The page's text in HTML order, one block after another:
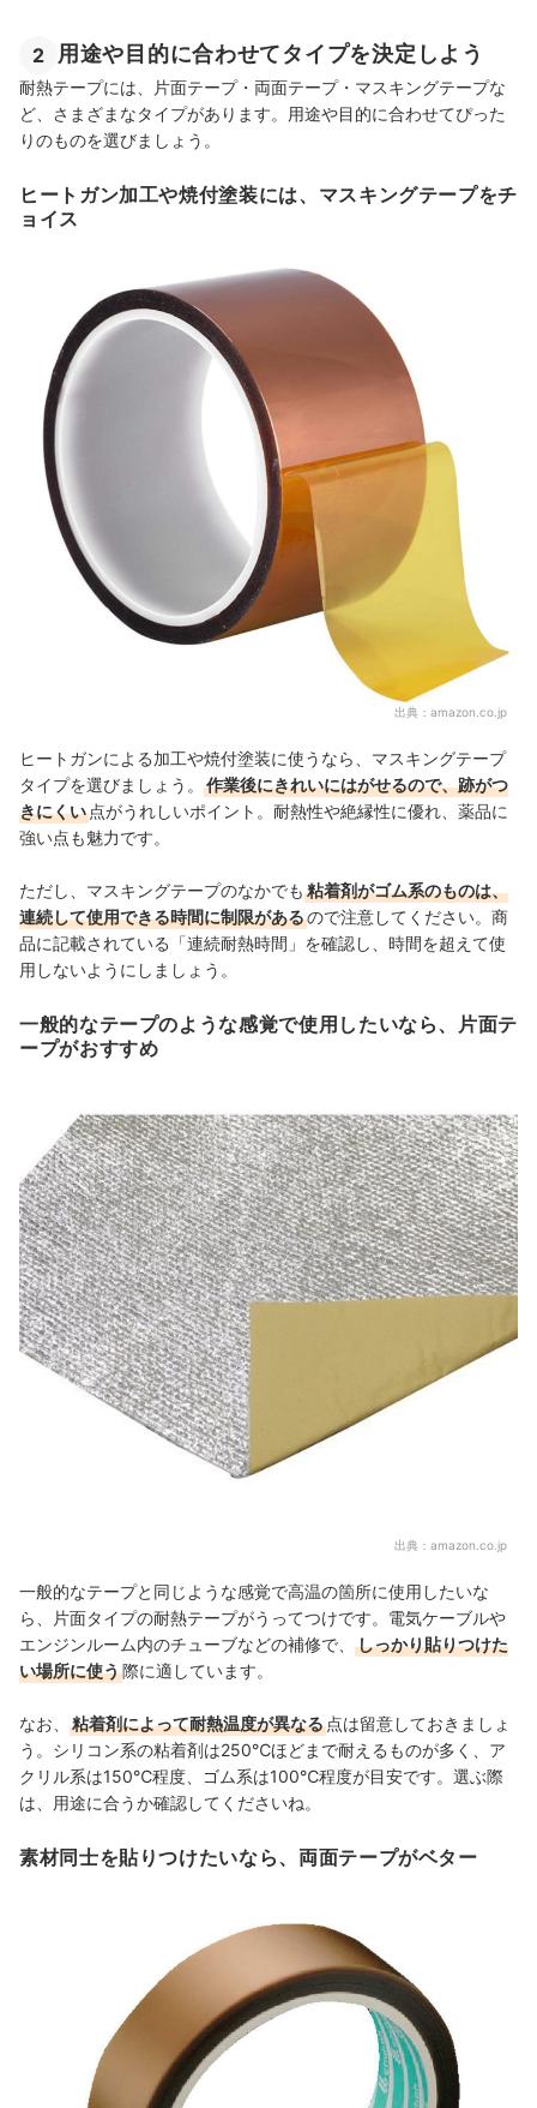
2 用途や目的に合わせてタイプを決定しよう
耐熱テープには、片面テープ・両面テープ・マスキングテープな
ど、さまざまなタイプがあります。用途や目的に合わせてぴった
りのものを選びましょう。
ヒートガン加工や焼付塗装には、マスキングテープをチ
ョイス
出典： amazon.co.jp
ヒートガンによる加工や焼付塗装に使うなら、マスキングテープ
タイプを選びましょう。
作業後にきれいにはがせるので、跡がつ
きにくい 点がうれしいポイント。耐熱性や絶縁性に優れ、薬品に
強い点も魅力です。
ただし、マスキングテープのなかでも 粘着剤がゴム系のものは、
連続して使用できる時間に制限があるので注意してください。商
品に記載されている「連続耐熱時間」を確認し、時間を超えて使
用しないようにしましょう。
一般的なテープのような感覚で使用したいなら、片面テ
ープがおすすめ
出典： amazon.co.jp
一般的なテープと同じような感覚で高温の箇所に使用したいな
ら、片面タイプの耐熱テープがうってつけです。電気ケーブルや
エンジンルーム内のチューブなどの補修で、
しっかり貼りつけた
い場所に使う際に適しています。
なお、 粘着剤によって耐熱温度が異なる 点は留意しておきましょ
う。シリコン系の粘着剤は250℃ほどまで耐えるものが多く、 ア
クリル系は150℃程度、
ゴム系は100℃程度が目安です。選ぶ際
は、用途に合うか確認してくださいね。
素材同士を貼りつけたいなら、両面テープがベター